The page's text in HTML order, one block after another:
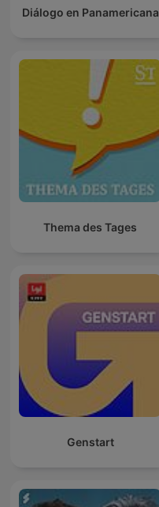
Diálogo en Panamericana
Thema des Tages
Genstart